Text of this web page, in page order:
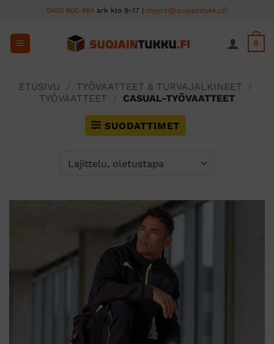
content
0400 600 484 ark klo 9-17 | myynti@suojaintukku.fi
0
ETUSIVU TYÖVAATTEET & TURVAJALKINEET
TYÖVAATTEET
CASUAL-TYÖVAATTEET
SUODATTIMET